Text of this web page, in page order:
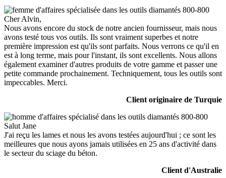
Cher Alvin,
Nous avons encore du stock de notre ancien fournisseur, mais nous
avons testé tous vos outils. Ils sont vraiment superbes et notre
première impression est qu'ils sont parfaits. Nous verrons ce qu'il en
est à long terme, mais pour l'instant, ils sont excellents. Nous allons
également examiner d'autres produits de votre gamme et passer une
petite commande prochainement. Techniquement, tous les outils sont
impeccables. Merci.
Client originaire de Turquie
Salut Jane
J'ai reçu les lames et nous les avons testées aujourd'hui ; ce sont les
meilleures que nous ayons jamais utilisées en 25 ans d'activité dans
le secteur du sciage du béton.
Client d'Australie